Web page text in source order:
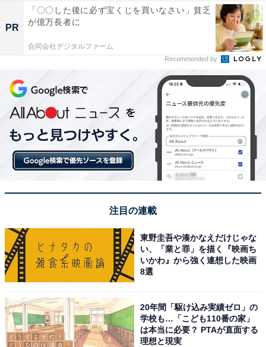
PR
「〇〇した後に必ず宝くじを買いなさい」貧乏
が億万長者に
合同会社デジタルファーム
Recommended by
注目の連載
東野圭吾や湊かなえだけじゃな
い、「業と罪」を描く『映画ち
いかわ』から強く連想した映画
8選
20年間「駆け込み実績ゼロ」の
学校も…「こども110番の家」
は本当に必要？ PTAが直面する
理想と現実